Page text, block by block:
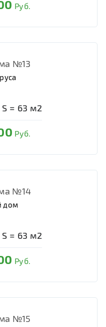
Руб.
№13
S = 63 м2
Руб.
№14
дом
S = 63 м2
Руб.
№15